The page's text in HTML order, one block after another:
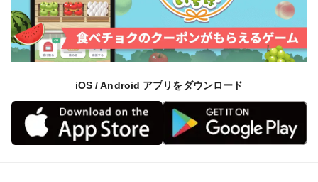
iOS / Android アプリをダウンロード